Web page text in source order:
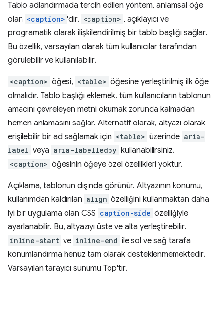
Tablo adlandırmada tercih edilen yöntem, anlamsal öğe
olan <caption> 'dir. <caption> , açıklayıcı ve
programatik olarak ilişkilendirilmiş bir tablo başlığı sağlar.
Bu özellik, varsayılan olarak tüm kullanıcılar tarafından
görülebilir ve kullanılabilir.
<caption> öğesi, <table> öğesine yerleştirilmiş ilk öğe
olmalıdır. Tablo başlığı eklemek, tüm kullanıcıların tablonun
amacını çevreleyen metni okumak zorunda kalmadan
hemen anlamasını sağlar. Alternatif olarak, altyazı olarak
erişilebilir bir ad sağlamak için <table> üzerinde aria-
label veya aria-labelledby kullanabilirsiniz.
<caption> öğesinin öğeye özel özellikleri yoktur.
Açıklama, tablonun dışında görünür. Altyazının konumu,
kullanımdan kaldırılan align özelliğini kullanmaktan daha
iyi bir uygulama olan CSS caption-side özelliğiyle
ayarlanabilir. Bu, altyazıyı üste ve alta yerleştirebilir.
inline-start ve inline-end ile sol ve sağ tarafa
konumlandırma henüz tam olarak desteklenmemektedir.
Varsayılan tarayıcı sunumu Top'tır.